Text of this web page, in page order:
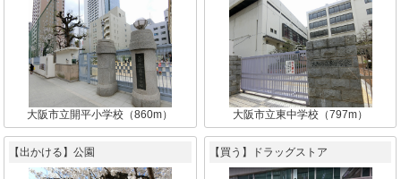
大阪市立開平小学校（860m） 大阪市立東中学校（797m）
【出かける】公園 【買う】ドラッグストア